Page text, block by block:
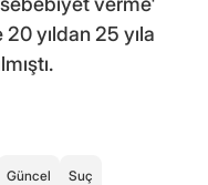
yıldan 25 yıla
Güncel Suç